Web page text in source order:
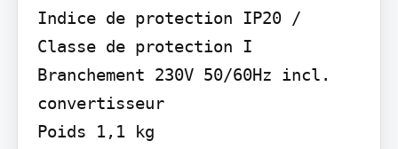
Indice de protection IP20 /
Classe de protection I
Branchement 230V 50/60Hz incl.
convertisseur
Poids 1,1 kg